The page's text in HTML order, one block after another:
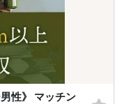
性》 マッチン